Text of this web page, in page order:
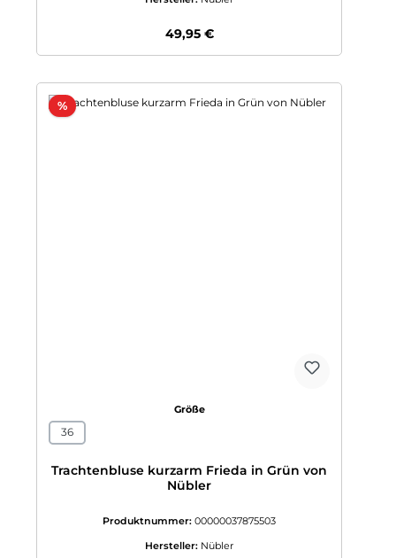
Regulärer Preis:
49,95 €
%Rabatt
Größeauswählen
36
Trachtenbluse kurzarm Frieda in Grün von
Nübler
Produktnummer: 00000037875503
Hersteller: Nübler